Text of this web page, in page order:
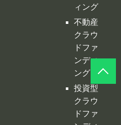
ング
投資型
クラウ
ドファ
ンディ
ング